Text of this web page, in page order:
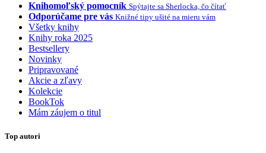
Knihomoľský pomocník Spýtajte sa Sherlocka, čo čítať
Odporúčame pre vás Knižné tipy ušité na mieru vám
Všetky knihy
Knihy roka 2025
Bestsellery
Novinky
Pripravované
Akcie a zľavy
Kolekcie
BookTok
Mám záujem o titul
Top autori